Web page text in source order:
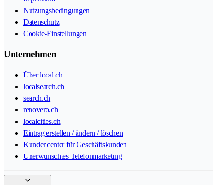
Nutzungsbedingungen
Datenschutz
Cookie-Einstellungen
Unternehmen
Über local.ch
localsearch.ch
search.ch
renovero.ch
localcities.ch
Eintrag erstellen / ändern / löschen
Kundencenter für Geschäftskunden
Unerwünschtes Telefonmarketing